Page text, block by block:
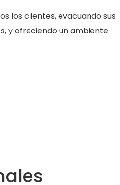
los clientes, evacuando sus
y ofreciendo un ambiente